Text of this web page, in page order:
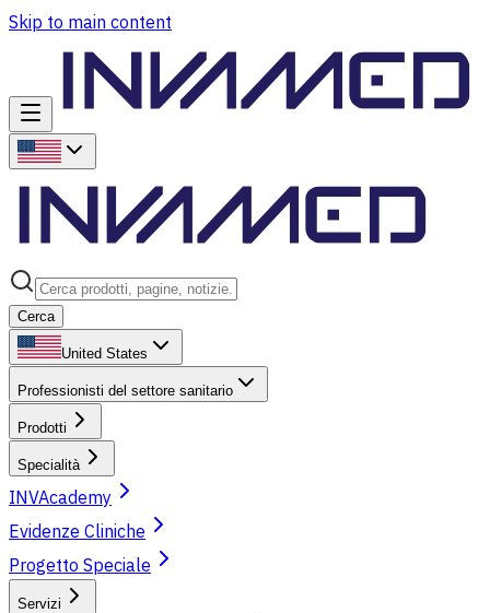
Skip to main content
Cerca
United States
Professionisti del settore sanitario
Prodotti
Specialità
INVAcademy
Evidenze Cliniche
Progetto Speciale
Servizi